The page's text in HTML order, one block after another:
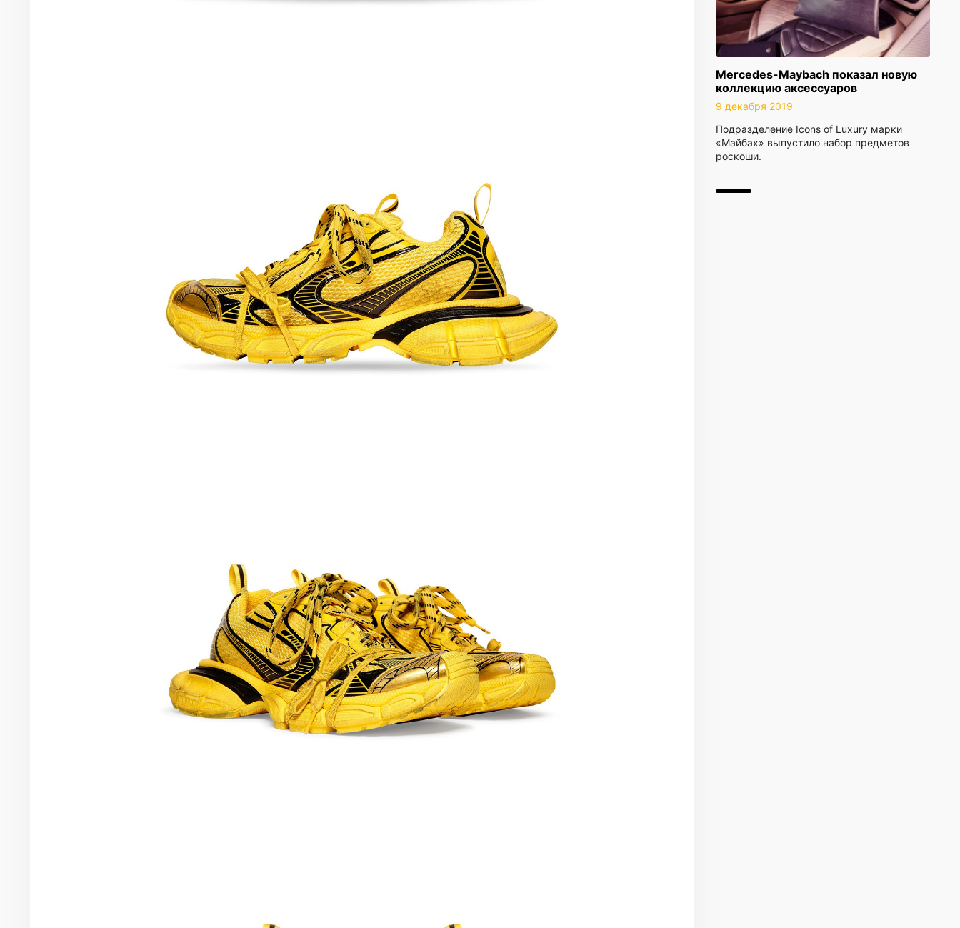
Mercedes-Maybach показал новую
коллекцию аксессуаров
9 декабря 2019
Подразделение Icons of Luxury марки
«Майбах» выпустило набор предметов
роскоши.